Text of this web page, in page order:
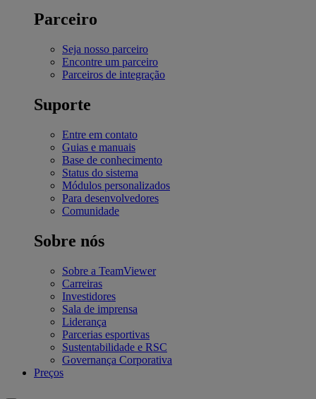
Parceiro
Seja nosso parceiro
Encontre um parceiro
Parceiros de integração
Suporte
Entre em contato
Guias e manuais
Base de conhecimento
Status do sistema
Módulos personalizados
Para desenvolvedores
Comunidade
Sobre nós
Sobre a TeamViewer
Carreiras
Investidores
Sala de imprensa
Liderança
Parcerias esportivas
Sustentabilidade e RSC
Governança Corporativa
Preços